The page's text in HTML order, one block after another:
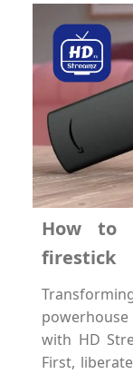
How to
firestick
with HD
First,